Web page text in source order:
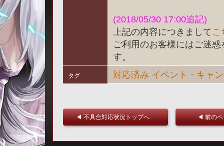
(2018/05/30 17:00追記)
上記の内容につきましてこ
ご利用のお客様にはご迷
す。
タグ 対応済み イベント・キャ
◀ 不具合対応状況トップへ ◀ 前の